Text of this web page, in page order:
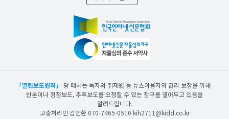
「열린보도원칙」
당 매체는 독자와 취재원 등 뉴스이용자의 권리 보장을 위해
반론이나 정정보도, 추후보도를 요청할 수 있는 창구를 열어두고 있음을
알려드립니다.
고충처리인 김인환 070-7465-0510 kih2711@kidd.co.kr